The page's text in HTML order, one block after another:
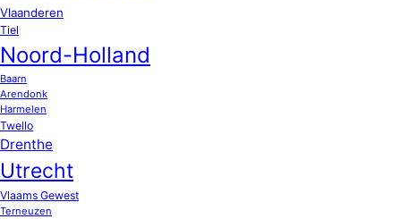
Vlaanderen
Tiel
Noord-Holland
Baarn
Arendonk
Harmelen
Twello
Drenthe
Utrecht
Vlaams Gewest
Terneuzen